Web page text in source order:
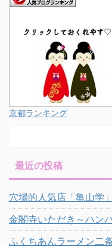
京都ランキング
最近の投稿
穴場的人気店「亀山学
金閣寺いただき～ハン
ふくちあんラーメン二